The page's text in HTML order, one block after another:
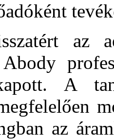
az
A
az